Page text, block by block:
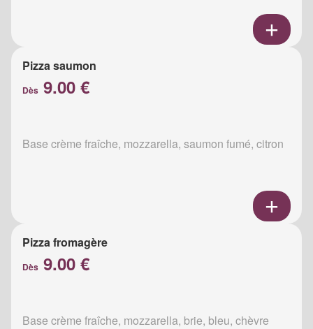
Pizza saumon
Dès 9.00 €
Base crème fraîche, mozzarella, saumon fumé, citron
Pizza fromagère
Dès 9.00 €
Base crème fraîche, mozzarella, brie, bleu, chèvre